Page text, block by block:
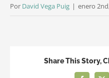
Por David Vega Puig | enero
Share This Story,